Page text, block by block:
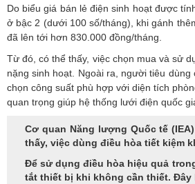
Do biểu giá bán lẻ điện sinh hoạt được
ở bậc 2 (dưới 100 số/tháng), khi gánh
đã lên tới hơn 830.000 đồng/tháng.
Từ đó, có thể thấy, việc chọn mua và sử
nặng sinh hoạt. Ngoài ra, người tiêu
chọn công suất phù hợp với diện tích
quan trọng giúp hệ thống lưới điện quốc
Cơ quan Năng lượng Quốc tế
thấy, việc dùng điều hòa tiết kiệm
Để sử dụng điều hòa hiệu quả
tắt thiết bị khi không cần thiết.